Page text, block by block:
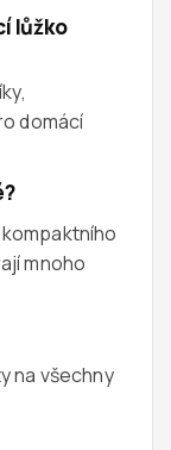
lůžko
domácí
mnoho
na všechny